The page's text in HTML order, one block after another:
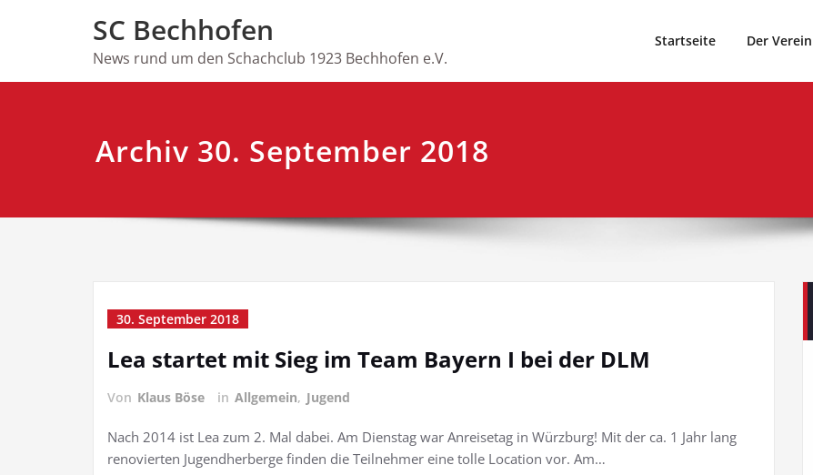
SC Bechhofen
News rund um den Schachclub 1923 Bechhofen e.V.
Startseite Der Verein
Archiv 30. September 2018
30. September 2018
Lea startet mit Sieg im Team Bayern I bei der DLM
Von Klaus Böse in Allgemein, Jugend
Nach 2014 ist Lea zum 2. Mal dabei. Am Dienstag war Anreisetag in Würzburg! Mit der ca. 1 Jahr lang
renovierten Jugendherberge finden die Teilnehmer eine tolle Location vor. Am…